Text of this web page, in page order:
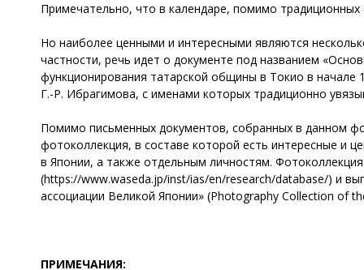
Примечательно, что в календаре, помимо
Но наиболее ценными и интересными являются
частности, речь идет о документе под названием
функционирования татарской общины в Токио в начале
Г.-Р. Ибрагимова, с именами которых традиционно
Помимо письменных документов, собранных в данном
фотоколлекция, в составе которой есть интересные и
в Японии, а также отдельным личностям.
(https://www.waseda.jp/inst/ias/en/research/database/) и
ассоциации Великой Японии» (Photography Collection of
ПРИМЕЧАНИЯ: